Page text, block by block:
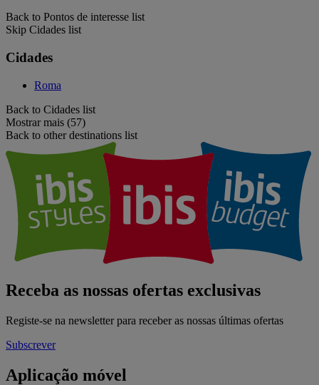
Back to Pontos de interesse list
Skip Cidades list
Cidades
Roma
Back to Cidades list
Mostrar mais (57)
Back to other destinations list
Receba as nossas ofertas exclusivas
Registe-se na newsletter para receber as nossas últimas ofertas
Subscrever
Aplicação móvel